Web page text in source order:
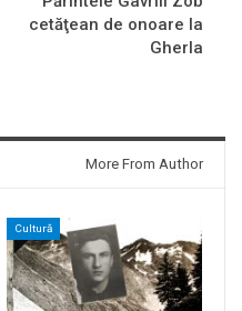
cetăţean de onoare la
Gherla
More From Author
Cultură